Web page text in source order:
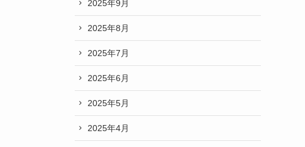
2025年9月
2025年8月
2025年7月
2025年6月
2025年5月
2025年4月